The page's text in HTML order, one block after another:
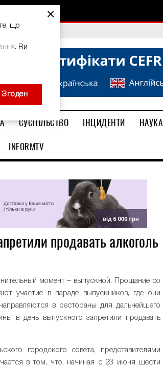
СУСПІЛЬСТВО ІНЦИДЕНТИ НАУКА
INFORMTV
продавать алкоголь
момент – выпускной. Прощание со
участие в параде выпускников, где они
в рестораны для дальнейшего
в день выпускного запретили продавать
городского совета, представителями
в том, что, начиная с 23 июня шести
×
що
. Ви
Згоден